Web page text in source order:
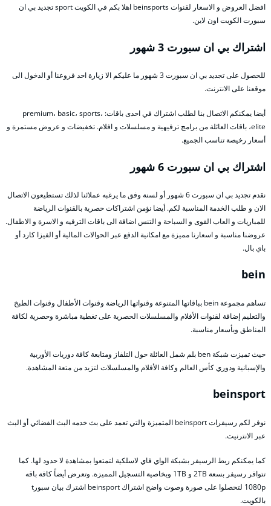
افضل العروض و الاسعار لقنوات beinsports اهلا بكم في الكويت sport تجديد بي ان
سبورت الكويت اون لاين.
اشتراك بي ان سبورت 3 شهور
للحصول على تجديد بي ان سبورت 3 شهور ما عليكم الا زيارة احد فروعنا أو الدخول الى
موقعنا على الانترنت.
أيضا يمكنكم الاتصال بنا لطلب اشتراك في احدى باقات: premium، basic، sports،
elite، باقات العائلة من برامج ترفيهية و مسلسلات و افلام. تخفيضات و عروض مستمرة و
أسعار رخيصة تناسب الجميع.
اشتراك بي ان سبورت 6 شهور
نقدم تجديد بي ان سبورت 6 شهور أو لسنة وفق ما يرغبه عملائنا لذلك تستطيعون الاتصال
الان و طلب الخدمة المناسبة لكم. أيضا نؤمن اشتراكات حصرية بالقنوات الرياضة
للمباريات و العاب القوى و السباحة و التنس اضافة الى باقات الترفيه و الاسرة و الاطفال.
عروضنا مناسبة و اسعارنا مميزة مع امكانية الدفع عبر الحوالات المالية أو الفيزا كارد أو
باي بال.
bein
تساهم مجموعة bein بباقاتها المتنوعة وقنواتها الرياضة وقنوات الأطفال وقنوات الطبخ
والتعليم إضافة لقنوات الأفلام والمسلسلات الحصرية على تغطية مباشرة وحصرية لكافة
المناطق وبأسعار مناسبة.
حيث تميزت شبكة ben بلم شمل العائلة حول التلفاز ومتابعة كافة دوريات الأوربية
والإسبانية ودوري كأس العالم وكافة الأفلام والمسلسلات لتزيد من متعة المشاهدة.
beinsport
نوفر لكم رسيفرات beinsport المتميزة والتي تعمد على بث خدمه البث الفضائي أو البث
عبر الانترنيت.
كما يمكنكم ربط الرسيفر بشبكة الواي فاي لاسلكية لتمتعوا بمشاهدة لا حدود لها. كما
تتوافر رسيفر بسعة 2TB و 1TB وبخاصية التسجيل المميزة. وتعرض أيضاً كافة باقه
1080p لتحصلوا على صورة وصوت واضح اشتراك beinsport اشترك بيان سبورt
بالكويت.